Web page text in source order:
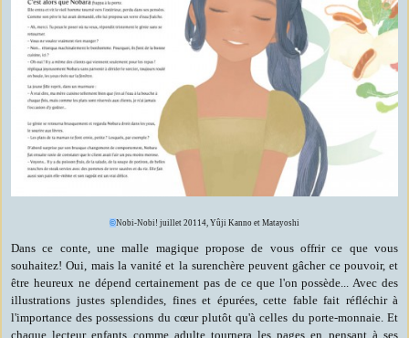
©Nobi-Nobi! juillet 20114, Yûji Kanno et Matayoshi
Dans ce conte, une malle magique propose de vous offrir ce que vous
souhaitez! Oui, mais la vanité et la surenchère peuvent gâcher ce pouvoir, et
être heureux ne dépend certainement pas de ce que l'on possède... Avec des
illustrations justes splendides, fines et épurées, cette fable fait réfléchir à
l'importance des possessions du cœur plutôt qu'à celles du porte-monnaie. Et
chaque lecteur enfants comme adulte tournera les pages en pensant à ses